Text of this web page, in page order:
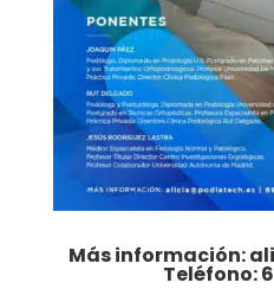
Más información:
Teléfono: